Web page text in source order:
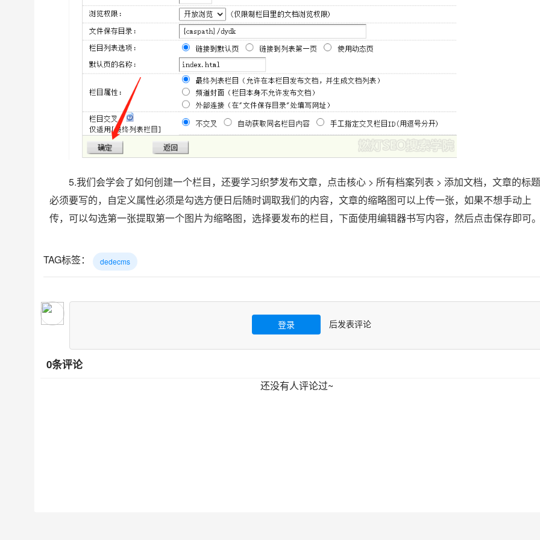
5.我们会学会了如何创建一个栏目，还要学习织梦发布文章，点击核心 > 所有档案列表 > 添加文档，文章的标题
必须要写的，自定义属性必须是勾选方便日后随时调取我们的内容，文章的缩略图可以上传一张，如果不想手动上
传，可以勾选第一张提取第一个图片为缩略图，选择要发布的栏目，下面使用编辑器书写内容，然后点击保存即可
TAG标签： dedecms
登录 后发表评论
0条评论
还没有人评论过~